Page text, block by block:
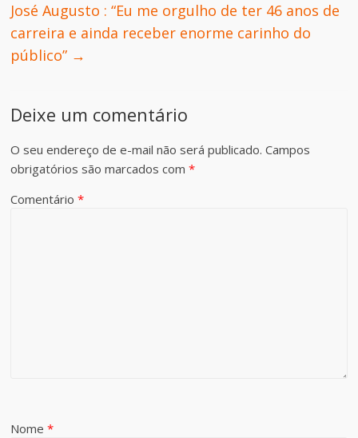
José Augusto : “Eu me orgulho de ter 46 anos de
carreira e ainda receber enorme carinho do
público” →
Deixe um comentário
O seu endereço de e-mail não será publicado. Campos
obrigatórios são marcados com*
Comentário*
Nome*